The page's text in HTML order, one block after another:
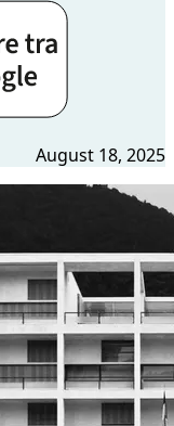
August 18, 2025